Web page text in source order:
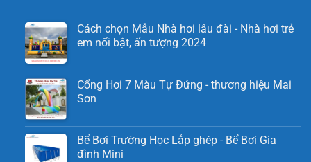
Cách chọn Mẫu Nhà hơi lâu đài - Nhà hơi trẻ
em nổi bật, ấn tượng 2024
Cổng Hơi 7 Màu Tự Đứng - thương hiệu Mai
Sơn
Bể Bơi Trường Học Lắp ghép - Bể Bơi Gia
đình Mini